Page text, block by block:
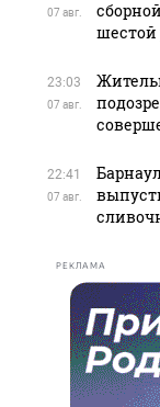
07 авг.
шестой
23:03
07 авг.
22:41
07 авг.
РЕКЛАМА